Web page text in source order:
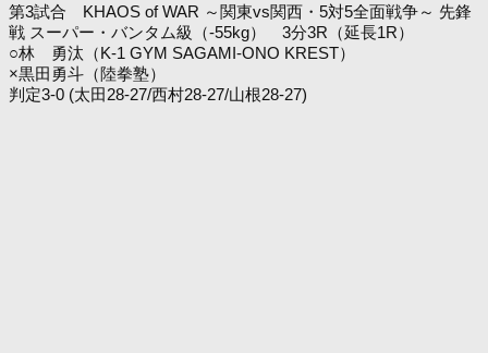
第3試合 KHAOS of WAR ～関東vs関西・5対5全面戦争～ 先鋒
戦 スーパー・バンタム級（-55kg） 3分3R（延長1R）
○林 勇汰（K-1 GYM SAGAMI-ONO KREST）
×黒田勇斗（陸拳塾）
判定3-0 (太田28-27/西村28-27/山根28-27)